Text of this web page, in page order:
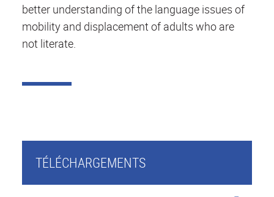
better understanding of the language issues of
mobility and displacement of adults who are
not literate.
TÉLÉCHARGEMENTS